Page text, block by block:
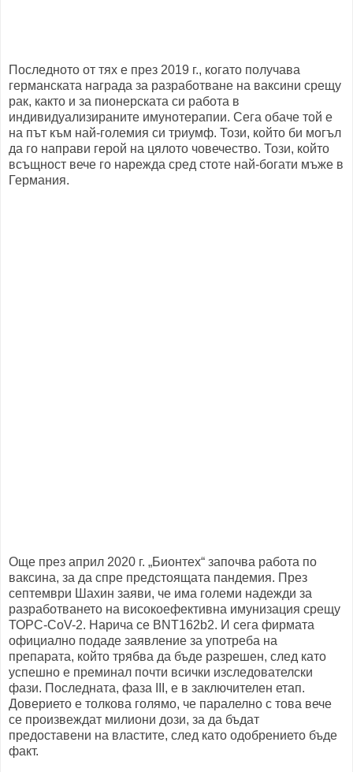
Последното от тях е през 2019 г., когато получава
германската награда за разработване на ваксини срещу
рак, както и за пионерската си работа в
индивидуализираните имунотерапии. Сега обаче той е
на път към най-големия си триумф. Този, който би могъл
да го направи герой на цялото човечество. Този, който
всъщност вече го нарежда сред стоте най-богати мъже в
Германия.
Още през април 2020 г. „Бионтех“ започва работа по
ваксина, за да спре предстоящата пандемия. През
септември Шахин заяви, че има големи надежди за
разработването на високоефективна имунизация срещу
ТОРС-CoV-2. Нарича се BNT162b2. И сега фирмата
официално подаде заявление за употреба на
препарата, който трябва да бъде разрешен, след като
успешно е преминал почти всички изследователски
фази. Последната, фаза III, е в заключителен етап.
Доверието е толкова голямо, че паралелно с това вече
се произвеждат милиони дози, за да бъдат
предоставени на властите, след като одобрението бъде
факт.